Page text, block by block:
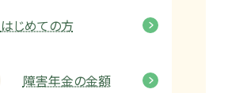
はじめての方
障害年金の金額